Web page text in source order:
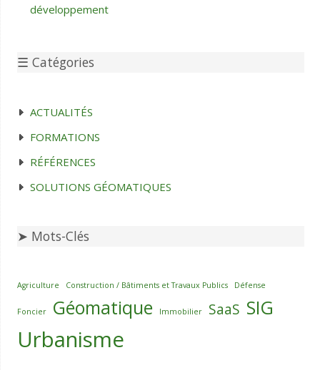
développement
☰ Catégories
ACTUALITÉS
FORMATIONS
RÉFÉRENCES
SOLUTIONS GÉOMATIQUES
➤ Mots-Clés
Agriculture Construction / Bâtiments et Travaux Publics Défense
Foncier Géomatique Immobilier SaaS SIG
Urbanisme